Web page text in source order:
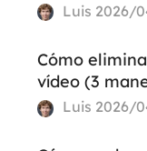
Luis 2026/
Cómo
vídeo (3
Luis 2026/